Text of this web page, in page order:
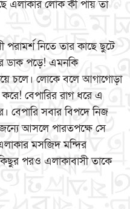
এলাকার লোক কী পায় তা
নিতে তার কাছে ছুটে
ডাক পড়ে! এমনকি
চলে। লোকে বলে আগাগোড়া
বেপারির রাগ ধরে এ
বেপারি সবার বিপদে নিজ
আসলে পারতপক্ষে সে
মসজিদ মন্দির
পরও এলাকাবাসী তাকে